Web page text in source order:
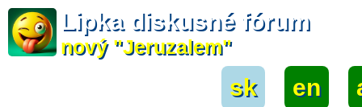
Lipka diskusné fórum
nový "Jeruzalem"
sk en